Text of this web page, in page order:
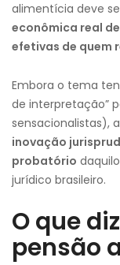
alimentícia deve
econômica real
efetivas de quem
Embora o tema
de interpretação”
sensacionalistas),
inovação
probatório
jurídico brasileiro.
O que
pensão